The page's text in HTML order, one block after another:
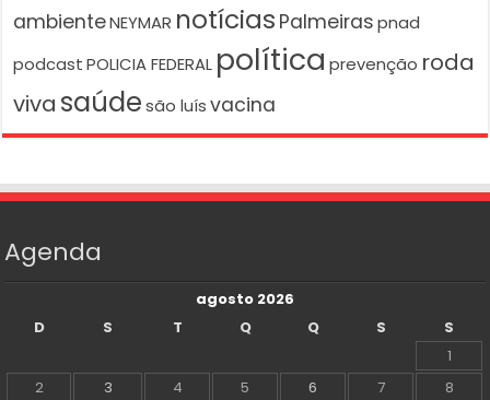
ambienteNEYMAR notícias Palmeiras pnad
podcast POLICIA FEDERAL política prevenção roda
viva saúde são luís vacina
Agenda
agosto 2026
D
S T Q Q S
S
1
2
3 4 5 6 7
8